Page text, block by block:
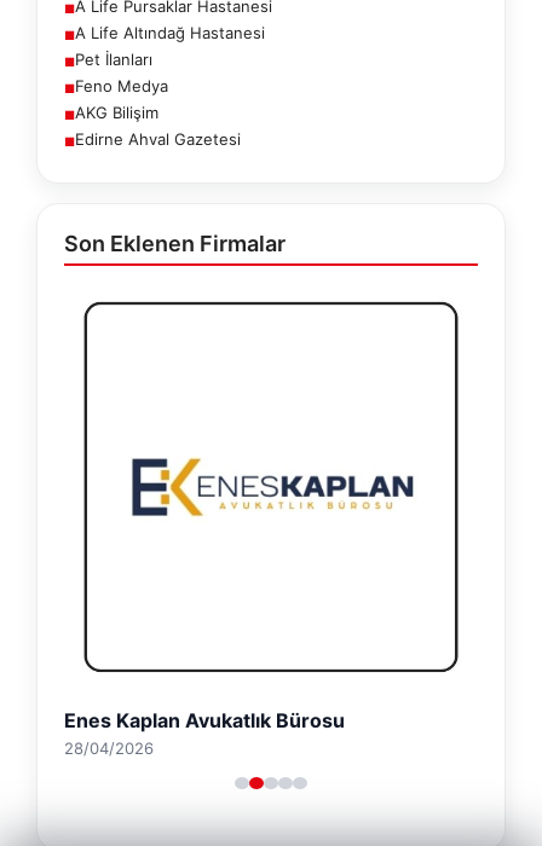
■A Life Pursaklar Hastanesi
■A Life Altındağ Hastanesi
■Pet İlanları
■Feno Medya
■AKG Bilişim
■Edirne Ahval Gazetesi
Son Eklenen Firmalar
Enes Kaplan Avukatlık Bürosu
28/04/2026